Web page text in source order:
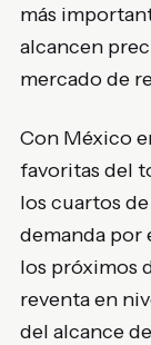
más
alcancen
mercado de
Con México
favoritas del
los cuartos
demanda por
los próximos
reventa en
del alcance